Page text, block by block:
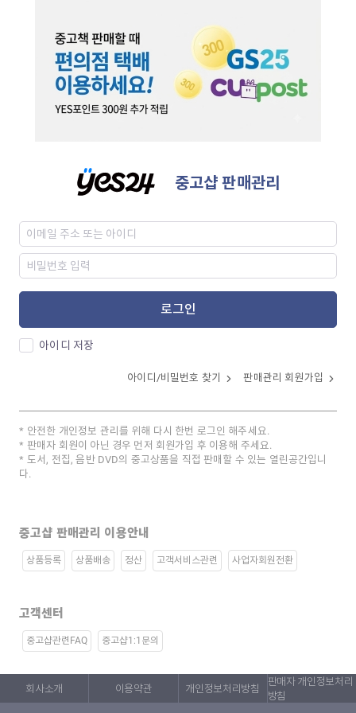
중고샵 판매관리
로그인
아이디 저장
아이디/비밀번호 찾기 판매관리 회원가입
안전한 개인정보 관리를 위해 다시 한번 로그인 해주세요.
판매자 회원이 아닌 경우 먼저 회원가입 후 이용해 주세요.
도서, 전집, 음반 DVD의 중고상품을 직접 판매할 수 있는 열린공간입니
다.
중고샵 판매관리 이용안내
상품등록 상품배송 정산 고객서비스관련 사업자회원전환
고객센터
중고샵관련FAQ 중고샵1:1문의
회사소개 이용약관 개인정보처리방침
판매자 개인정보처리
방침